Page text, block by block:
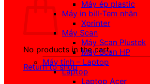
No products in the cart.
Return to shop
Máy ép plastic
Máy in bill-Tem nhãn
Xprinter
Máy Scan
Máy Scan Plustek
Máy Scan HP
Máy tính – Laptop
Laptop
Laptop Acer